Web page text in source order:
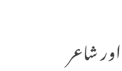
شاعر